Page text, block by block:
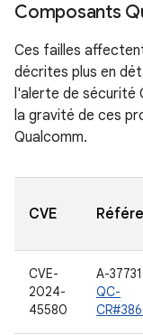
Composants
Ces failles
décrites plus en
l'alerte de sécurité
la gravité de ces
Qualcomm.
CVE
CVE-
2024-
45580
A-
QC-